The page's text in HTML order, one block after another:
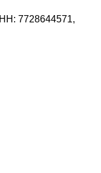
7728644571,